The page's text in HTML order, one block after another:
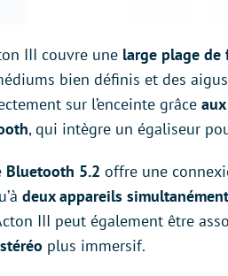
III couvre une large plage de
bien définis et des
sur l’enceinte grâce
, qui intègre un égaliseur
Bluetooth 5.2 offre une
deux appareils simultanément
III peut également être
plus immersif.